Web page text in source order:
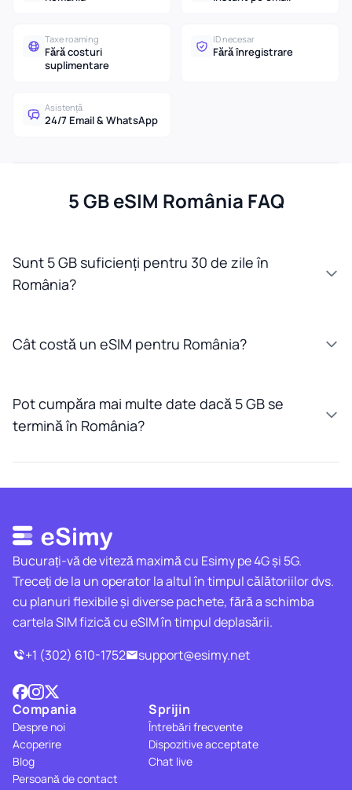
Taxe roaming
Fără costuri
suplimentare
ID necesar
Fără înregistrare
Asistență
24/7 Email & WhatsApp
5 GB eSIM România FAQ
Sunt 5 GB suficienți pentru 30 de zile în
România?
Cât costă un eSIM pentru România?
Pot cumpăra mai multe date dacă 5 GB se
termină în România?
Bucurați-vă de viteză maximă cu Esimy pe 4G și 5G.
Treceți de la un operator la altul în timpul călătoriilor dvs.
cu planuri flexibile și diverse pachete, fără a schimba
cartela SIM fizică cu eSIM în timpul deplasării.
+1 (302) 610-1752
support@esimy.net
Compania
Despre noi
Acoperire
Blog
Persoană de contact
Sprijin
Întrebări frecvente
Dispozitive acceptate
Chat live